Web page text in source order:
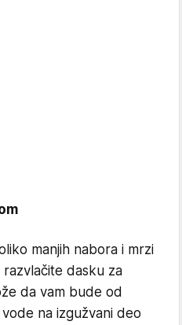
manjih nabora i mrzi
dasku za
da vam bude od
na izgužvani deo